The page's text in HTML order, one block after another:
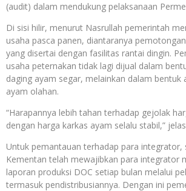
(audit) dalam mendukung pelaksanaan
Di sisi hilir, menurut Nasrullah pemerintah
usaha pasca panen, diantaranya
yang disertai dengan fasilitas rantai dingin.
usaha peternakan tidak lagi dijual dalam
daging ayam segar, melainkan dalam bentuk
ayam olahan.
“Harapannya lebih tahan terhadap gejolak
dengan harga karkas ayam selalu stabil,”
Untuk pemantauan terhadap para integrator,
Kementan telah mewajibkan para integrator
laporan produksi DOC setiap bulan melalui
termasuk pendistribusiannya. Dengan ini